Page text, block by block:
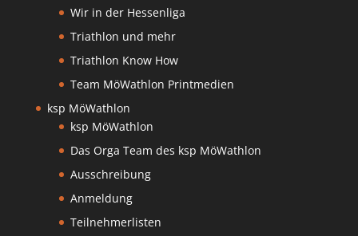
Wir in der Hessenliga
Triathlon und mehr
Triathlon Know How
Team MöWathlon Printmedien
ksp MöWathlon
ksp MöWathlon
Das Orga Team des ksp MöWathlon
Ausschreibung
Anmeldung
Teilnehmerlisten